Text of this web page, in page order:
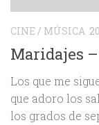
CINE / MÚSICA
Maridajes –
Los que me
que adoro los
los grados de